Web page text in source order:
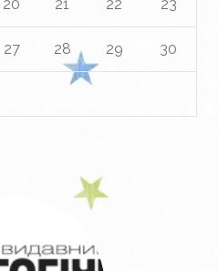
20 21 22 23
27 28 29 30